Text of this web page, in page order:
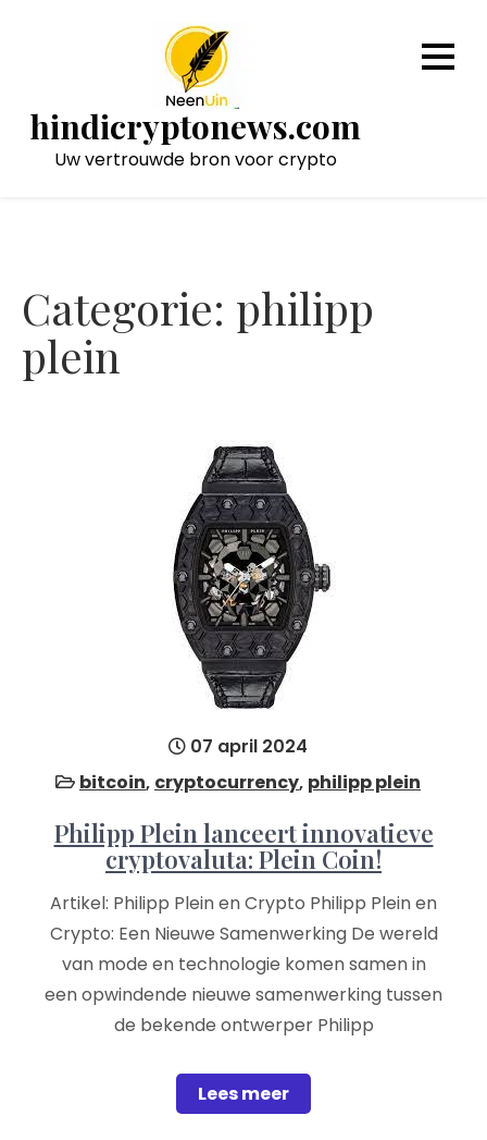
hindicryptonews.com
Uw vertrouwde bron voor crypto
Categorie: philipp
plein
07 april 2024
bitcoin, cryptocurrency, philipp plein
Philipp Plein lanceert innovatieve
cryptovaluta: Plein Coin!
Artikel: Philipp Plein en Crypto Philipp Plein en
Crypto: Een Nieuwe Samenwerking De wereld
van mode en technologie komen samen in
een opwindende nieuwe samenwerking tussen
de bekende ontwerper Philipp
Lees meer